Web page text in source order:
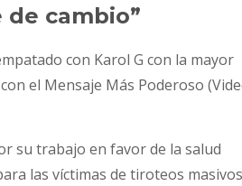
cambio”
con Karol G con la mayor
el Mensaje Más Poderoso
su trabajo en favor de la salud
las víctimas de tiroteos